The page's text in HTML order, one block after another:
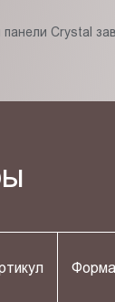
Crystal